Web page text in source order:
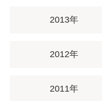
2013年
2012年
2011年